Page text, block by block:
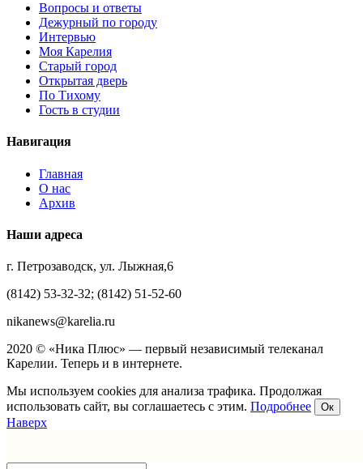
Вопросы и ответы
Дежурный по городу
Интервью
Моя Карелия
Старый город
Открытая дверь
По Тихому
Гость в студии
Навигация
Главная
О нас
Архив
Наши адреса
г. Петрозаводск, ул. Лыжная,6
(8142) 53-32-32; (8142) 51-52-60
nikanews@karelia.ru
2020 © «Ника Плюс» — первый независимый телеканал
Карелии. Теперь и в интернете.
Мы используем cookies для анализа трафика. Продолжая
использовать сайт, вы соглашаетесь с этим. Подробнее Ок
Наверх